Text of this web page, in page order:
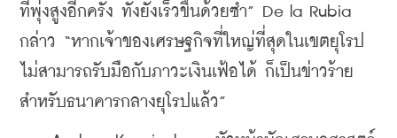
ที่พุ่งสูงอีกครั้ง ทั้งยังเร็วขึ้นด้วยซ้ำ” De la Rubia
กล่าว “หากเจ้าของเศรษฐกิจที่ใหญ่ที่สุดในเขตยุโรป
ไม่สามารถรับมือกับภาวะเงินเฟ้อได้ ก็เป็นข่าวร้าย
สำหรับธนาคารกลางยุโรปแล้ว”